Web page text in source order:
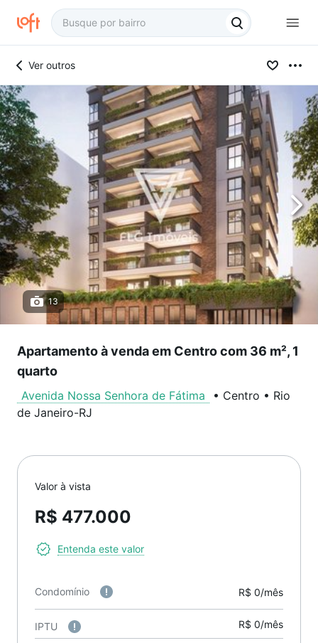
Ver outros
13
Apartamento à venda em Centro com 36 m², 1
quarto
Avenida Nossa Senhora de Fátima • Centro • Rio
de Janeiro-RJ
Valor à vista
R$ 477.000
Entenda este valor
Condomínio R$ 0/mês
IPTU R$ 0/mês